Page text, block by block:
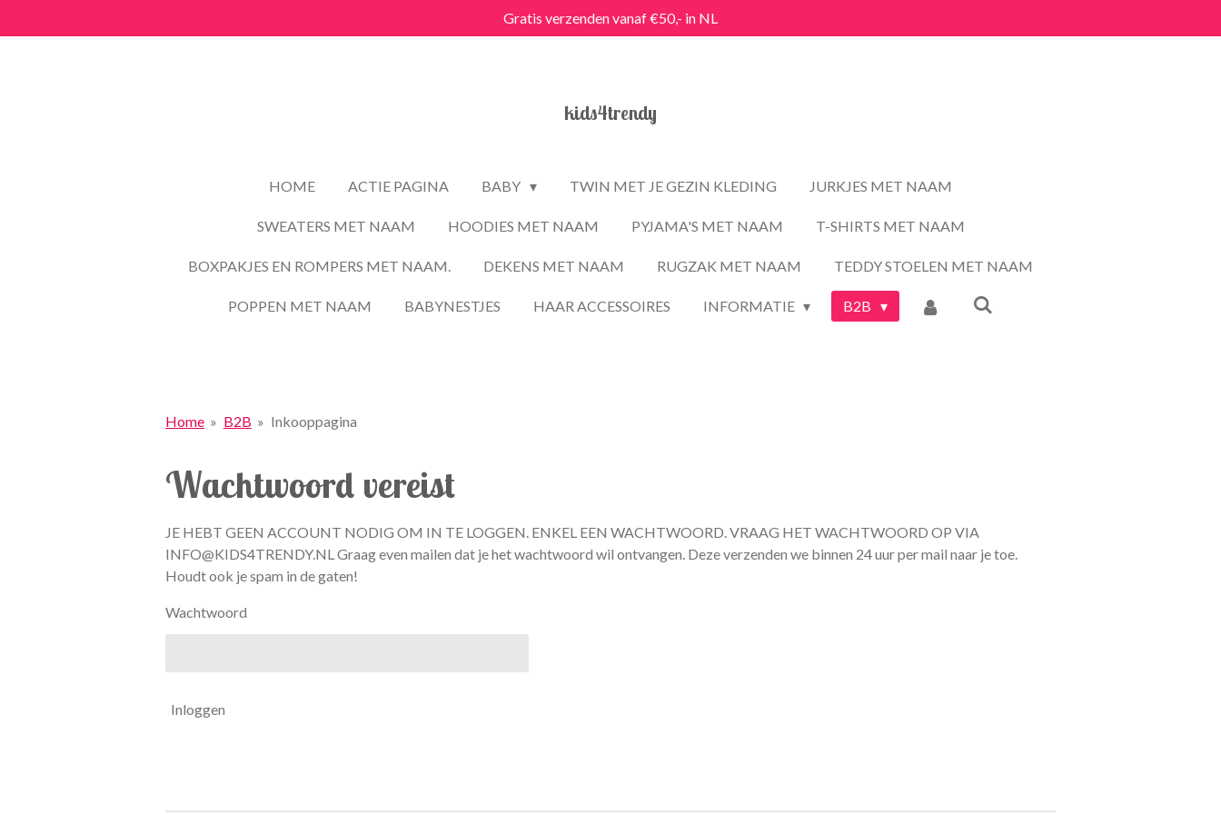
direct
Gratis verzenden vanaf €50,- in NL
kids4trendy
HOME ACTIE PAGINA BABY TWIN MET JE GEZIN KLEDING JURKJES MET NAAM
SWEATERS MET NAAM HOODIES MET NAAM PYJAMA'S MET NAAM T-SHIRTS MET NAAM
BOXPAKJES EN ROMPERS MET NAAM. DEKENS MET NAAM RUGZAK MET NAAM TEDDY STOELEN MET NAAM
POPPEN MET NAAM BABYNESTJES HAAR ACCESSOIRES INFORMATIE B2B
Home » B2B » Inkooppagina
Wachtwoord vereist
JE HEBT GEEN ACCOUNT NODIG OM IN TE LOGGEN. ENKEL EEN WACHTWOORD. VRAAG HET WACHTWOORD OP VIA
INFO@KIDS4TRENDY.NL Graag even mailen dat je het wachtwoord wil ontvangen. Deze verzenden we binnen 24 uur per mail naar je toe.
Houdt ook je spam in de gaten!
Wachtwoord
Inloggen